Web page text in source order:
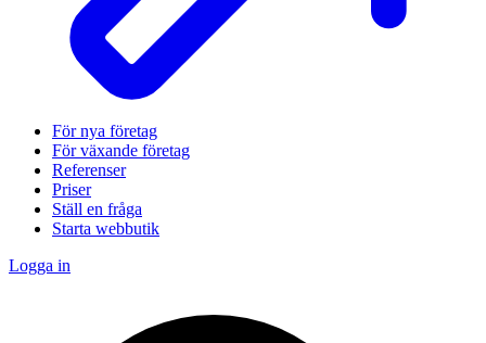
För nya företag
För växande företag
Referenser
Priser
Ställ en fråga
Starta webbutik
Logga in